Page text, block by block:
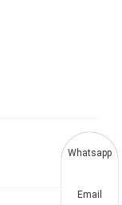
Whatsapp
Email